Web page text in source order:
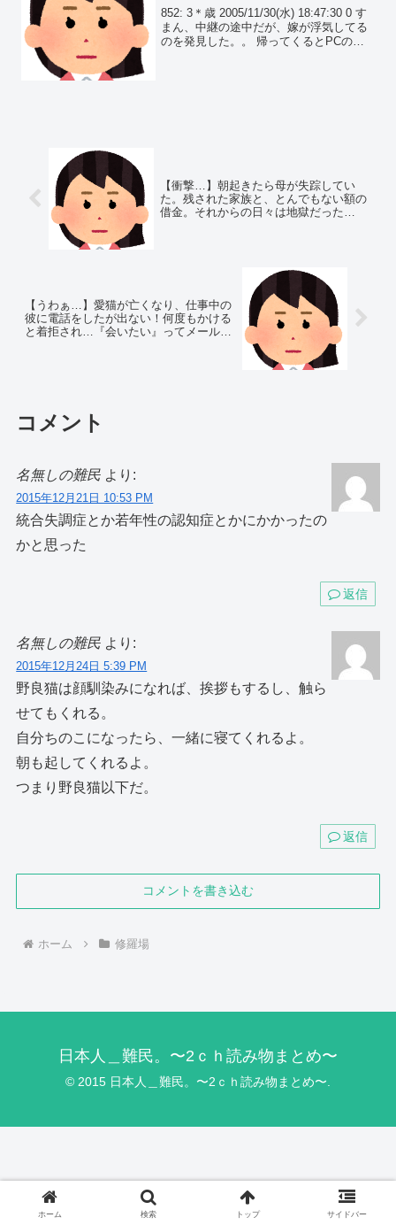
に慰謝料請求する』と伝えると、
嫁は態度を一変させた…
852: 3＊歳 2005/11/30(水) 18:47:30 0 す
まん、中継の途中だが、嫁が浮気してる
のを発見した。。 帰ってくるとPCの嫁
【衝撃…】朝起きたら母が失踪してい
た。残された家族と、とんでもない額の
借金。それからの日々は地獄だった…
【うわぁ…】愛猫が亡くなり、仕事中の
彼に電話をしたが出ない！何度もかける
と着拒され…『会いたい』ってメールし
コメント
名無しの難民 より:
2015年12月21日 10:53 PM
統合失調症とか若年性の認知症とかにかかったの
かと思った
返信
名無しの難民 より:
2015年12月24日 5:39 PM
野良猫は顔馴染みになれば、挨拶もするし、触ら
せてもくれる。
自分ちのこになったら、一緒に寝てくれるよ。
朝も起してくれるよ。
つまり野良猫以下だ。
返信
コメントを書き込む
ホーム 修羅場
日本人＿難民。〜2ｃｈ読み物まとめ〜
© 2015 日本人＿難民。〜2ｃｈ読み物まとめ〜.
ホーム 検索 トップ サイドバー